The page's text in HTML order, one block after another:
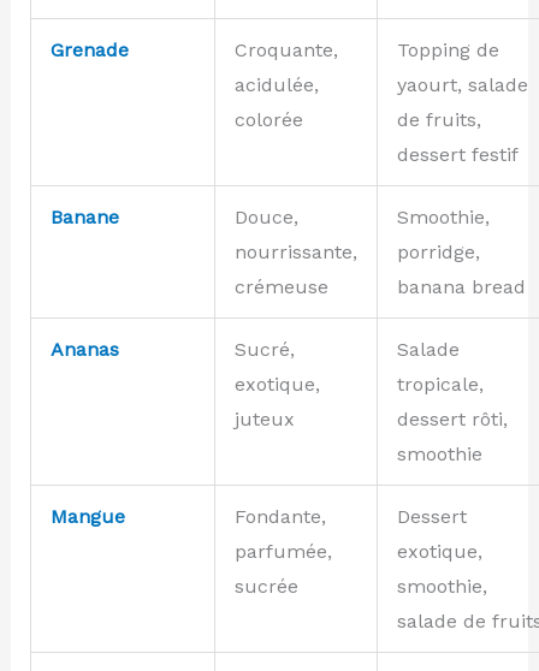
Grenade
Croquante,
acidulée,
colorée
Topping de
yaourt, salade
de fruits,
dessert festif
Banane
Douce,
nourrissante,
crémeuse
Smoothie,
porridge,
banana bread
Ananas
Sucré,
exotique,
juteux
Salade
tropicale,
dessert rôti,
smoothie
Mangue
Fondante,
parfumée,
sucrée
Dessert
exotique,
smoothie,
salade de